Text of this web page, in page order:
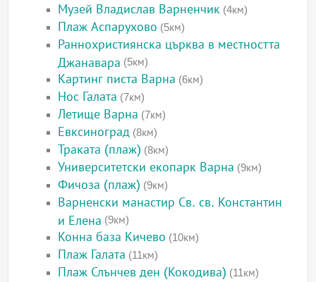
Музей Владислав Варненчик (4км)
Плаж Аспарухово (5км)
Раннохристиянска църква в местността
Джанавара (5км)
Картинг писта Варна (6км)
Нос Галата (7км)
Летище Варна (7км)
Евксиноград (8км)
Траката (плаж) (8км)
Университетски екопарк Варна (9км)
Фичоза (плаж) (9км)
Варненски манастир Св. св. Константин
и Елена (9км)
Конна база Кичево (10км)
Плаж Галата (11км)
Плаж Слънчев ден (Кокодива) (11км)